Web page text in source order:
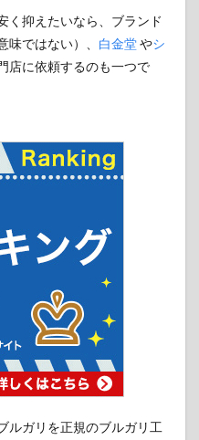
く抑えたいなら、ブランド
ではない）、 白金堂やシ
店に依頼するのも一つで
ルガリを正規のブルガリ工